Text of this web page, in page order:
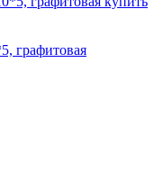
графитовая